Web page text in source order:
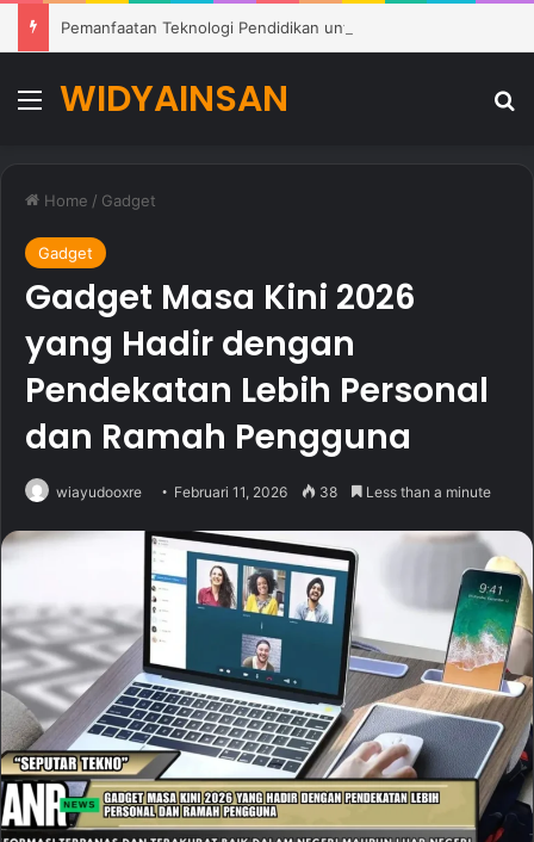
Menu
WIDYAINSAN
Home / Gadget
Gadget
Gadget Masa Kini 2026
yang Hadir dengan
Pendekatan Lebih Personal
dan Ramah Pengguna
wiayudooxre Februari 11, 2026 38 Less than a minute